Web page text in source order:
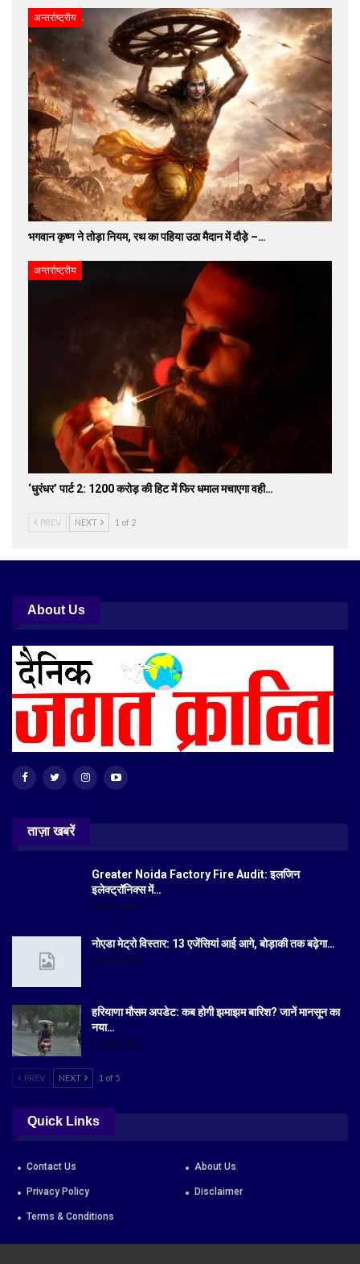
अन्तर्राष्ट्रीय
भगवान कृष्ण ने तोड़ा नियम, रथ का पहिया उठा मैदान में दौड़े –…
अन्तर्राष्ट्रीय
‘धुरंधर’ पार्ट 2: 1200 करोड़ की हिट में फिर धमाल मचाएगा वही…
PREV NEXT 1 of 2
About Us
ताज़ा खबरें
Greater Noida Factory Fire Audit: इलजिन
इलेक्ट्रॉनिक्स में…
Aug 6, 2026
नोएडा मेट्रो विस्तार: 13 एजेंसियां आई आगे, बोड़ाकी तक बढ़ेगा…
Jul 19, 2026
हरियाणा मौसम अपडेट: कब होगी झमाझम बारिश? जानें मानसून का
नया…
Jul 18, 2026
PREV NEXT 1 of 5
Quick Links
Contact Us About Us
Privacy Policy Disclaimer
Terms & Conditions